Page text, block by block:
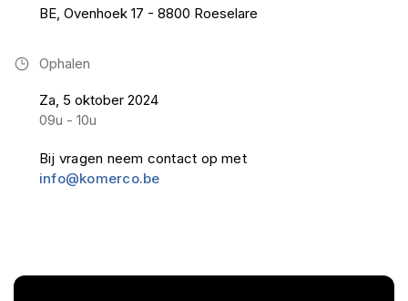
BE, Ovenhoek 17 - 8800 Roeselare
Ophalen
Za, 5 oktober 2024
09u - 10u
Bij vragen neem contact op met
info@komerco.be